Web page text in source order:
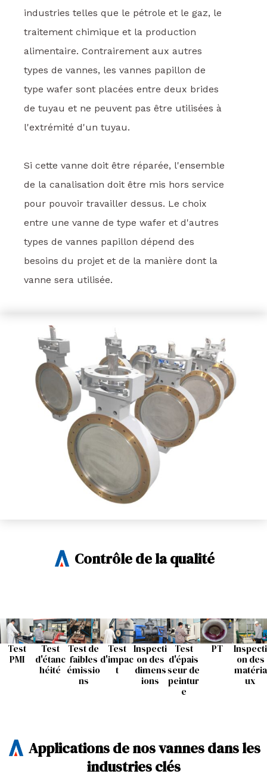
industries telles que le pétrole et le gaz, le
traitement chimique et la production
alimentaire. Contrairement aux autres
types de vannes, les vannes papillon de
type wafer sont placées entre deux brides
de tuyau et ne peuvent pas être utilisées à
l'extrémité d'un tuyau.
Si cette vanne doit être réparée, l'ensemble
de la canalisation doit être mis hors service
pour pouvoir travailler dessus. Le choix
entre une vanne de type wafer et d'autres
types de vannes papillon dépend des
besoins du projet et de la manière dont la
vanne sera utilisée.
Contrôle de la qualité
Test
PMI
Test
d'étanc
héité
Test de
faibles
émissio
ns
Test
d'impac
t
Inspecti
on des
dimens
ions
Test
d'épais
seur de
peintur
e
PT
Inspecti
on des
matéria
ux
Applications de nos vannes dans les
industries clés